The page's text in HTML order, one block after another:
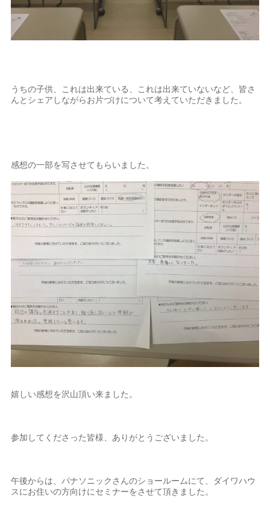
うちの子供、これは出来ている、これは出来ていないなど、皆さ
んとシェアしながらお片づけについて考えていただきました。
感想の一部を写させてもらいました。
嬉しい感想を沢山頂い来ました。
参加してくださった皆様、ありがとうございました。
午後からは、パナソニックさんのショールームにて、ダイワハウ
スにお住いの方向けにセミナーをさせて頂きました。